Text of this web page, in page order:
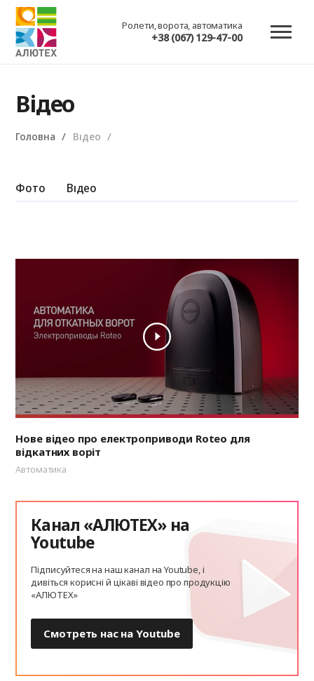
Ролети, ворота, автоматика
+38 (067) 129-47-00
Відео
Головна Відео
Фото Відео
Нове відео про електроприводи Roteo для
відкатних воріт
Автоматика
Канал «АЛЮТЕХ» на
Youtube
Підписуйтеся на наш канал на Youtube, і
дивіться корисні й цікаві відео про продукцію
«АЛЮТЕХ»
Смотреть нас на Youtube